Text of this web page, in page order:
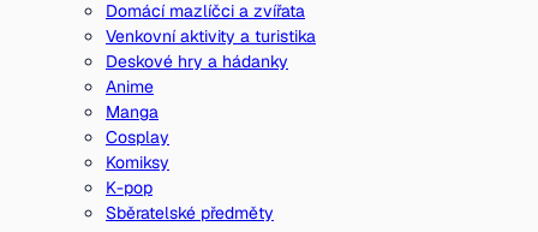
Domácí mazlíčci a zvířata
Venkovní aktivity a turistika
Deskové hry a hádanky
Anime
Manga
Cosplay
Komiksy
K-pop
Sběratelské předměty